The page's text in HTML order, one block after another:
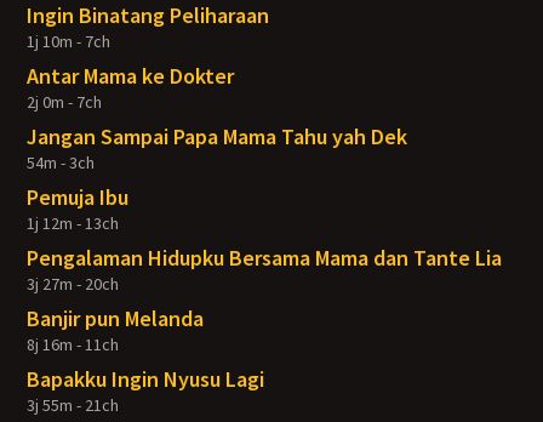
Ingin Binatang Peliharaan
1j 10m - 7ch
Antar Mama ke Dokter
2j 0m - 7ch
Jangan Sampai Papa Mama Tahu yah Dek
54m - 3ch
Pemuja Ibu
1j 12m - 13ch
Pengalaman Hidupku Bersama Mama dan Tante Lia
3j 27m - 20ch
Banjir pun Melanda
8j 16m - 11ch
Bapakku Ingin Nyusu Lagi
3j 55m - 21ch